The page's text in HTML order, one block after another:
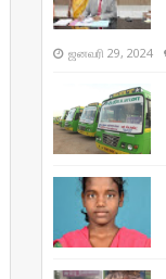
ஜனவரி 29, 2024